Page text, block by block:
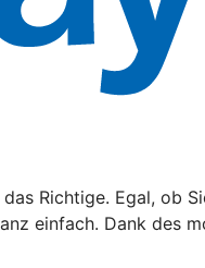
Richtige. Egal, ob
einfach. Dank des